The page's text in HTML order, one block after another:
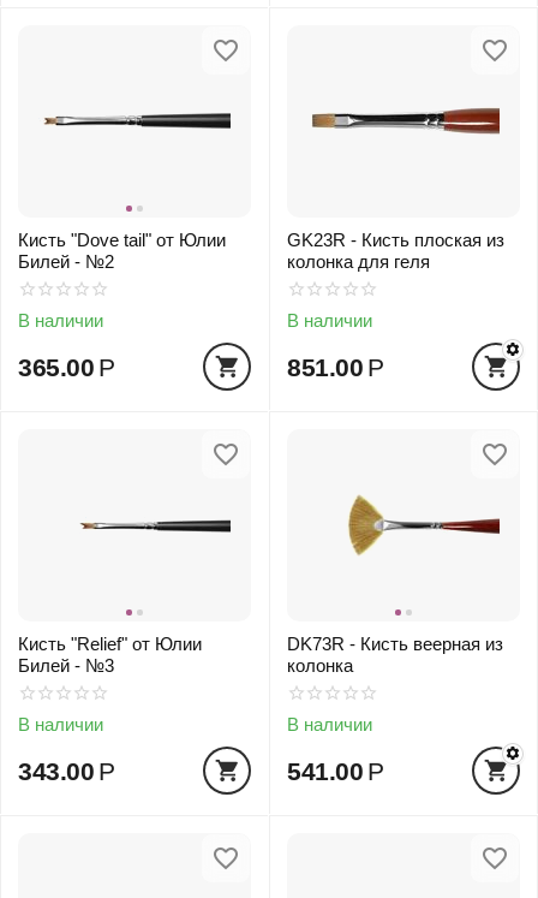
Кисть "Dove tail" от Юлии
Билей - №2
В наличии
365.00 Р
GK23R - Кисть плоская из
колонка для геля
В наличии
851.00 Р
Кисть "Relief" от Юлии
Билей - №3
В наличии
343.00 Р
DK73R - Кисть веерная из
колонка
В наличии
541.00 Р